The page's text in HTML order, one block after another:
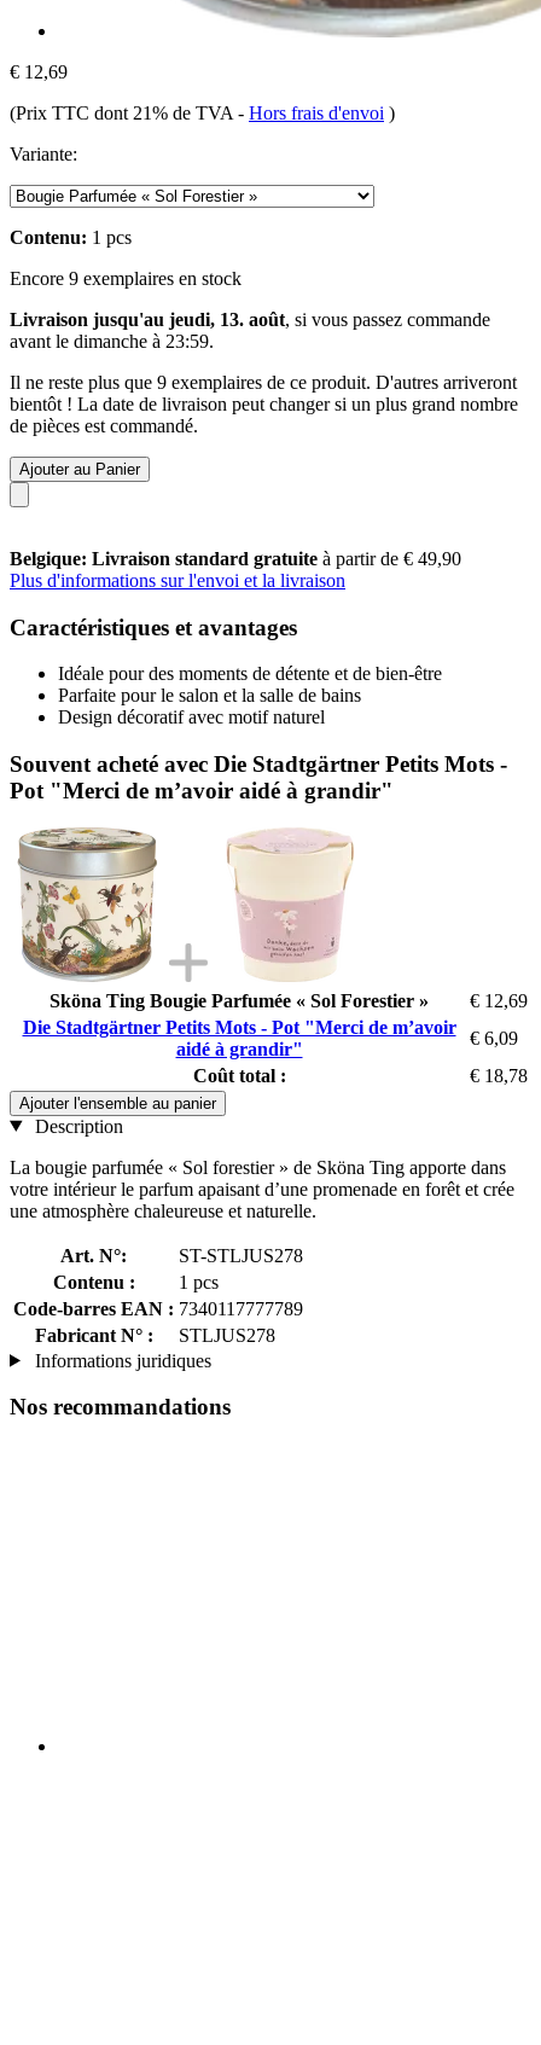
€ 12,69
(Prix TTC dont 21% de TVA - Hors frais d'envoi )
Variante:
Contenu: 1 pcs
Encore 9 exemplaires en stock
Livraison jusqu'au jeudi, 13. août, si vous passez commande
avant le dimanche à 23:59.
Il ne reste plus que 9 exemplaires de ce produit. D'autres arriveront
bientôt ! La date de livraison peut changer si un plus grand nombre
de pièces est commandé.
Ajouter au Panier
Belgique: Livraison standard gratuite à partir de € 49,90
Plus d'informations sur l'envoi et la livraison
Caractéristiques et avantages
Idéale pour des moments de détente et de bien-être
Parfaite pour le salon et la salle de bains
Design décoratif avec motif naturel
Souvent acheté avec Die Stadtgärtner Petits Mots -
Pot "Merci de m’avoir aidé à grandir"
Sköna Ting Bougie Parfumée « Sol Forestier »
€ 12,69
Die Stadtgärtner Petits Mots - Pot "Merci de m’avoir
aidé à grandir"
€ 6,09
Coût total :
€ 18,78
Ajouter l'ensemble au panier
Description
La bougie parfumée « Sol forestier » de Sköna Ting apporte dans
votre intérieur le parfum apaisant d’une promenade en forêt et crée
une atmosphère chaleureuse et naturelle.
Art. N°:
ST-STLJUS278
Contenu :
1 pcs
Code-barres EAN : 7340117777789
Fabricant N° :
STLJUS278
Informations juridiques
Nos recommandations